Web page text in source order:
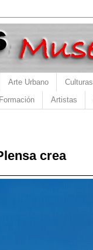
Arte Urbano Culturas
Formación Artistas
crea